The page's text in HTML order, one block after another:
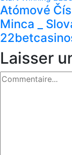
Atómové
Minca _
Laisser
Commentaire